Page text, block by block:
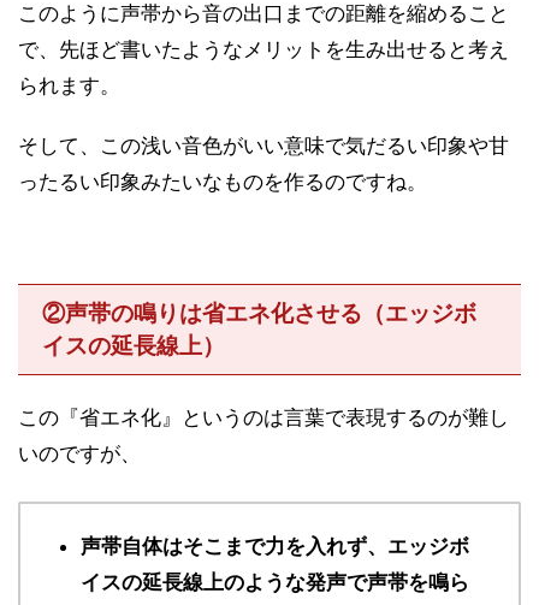
このように声帯から音の出口までの距離を縮めること
で、先ほど書いたようなメリットを生み出せると考え
られます。
そして、この浅い音色がいい意味で気だるい印象や甘
ったるい印象みたいなものを作るのですね。
②声帯の鳴りは省エネ化させる（エッジボ
イスの延長線上）
この『省エネ化』というのは言葉で表現するのが難し
いのですが、
声帯自体はそこまで力を入れず、エッジボ
イスの延長線上のような発声で声帯を鳴ら